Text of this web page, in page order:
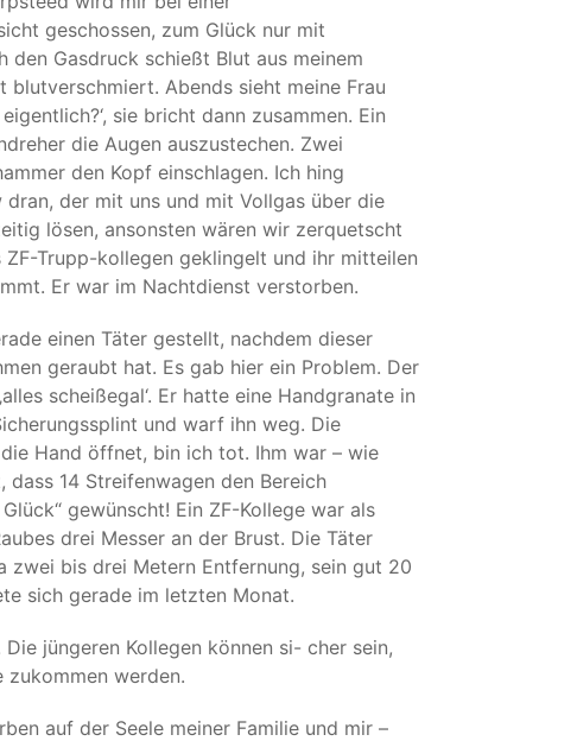
geschossen, zum Glück nur mit
den Gasdruck schießt Blut aus meinem
Abends sieht meine Frau
sie bricht dann zusammen. Ein
die Augen auszustechen. Zwei
den Kopf einschlagen. Ich hing
der mit uns und mit Vollgas über die
lösen, ansonsten wären wir zerquetscht
Trupp-kollegen geklingelt und ihr mitteilen
Er war im Nachtdienst verstorben.
einen Täter gestellt, nachdem dieser
geraubt hat. Es gab hier ein Problem. Der
scheißegal‘. Er hatte eine Handgranate in
und warf ihn weg. Die
Hand öffnet, bin ich tot. Ihm war – wie
14 Streifenwagen den Bereich
gewünscht! Ein ZF-Kollege war als
drei Messer an der Brust. Die Täter
bis drei Metern Entfernung, sein gut 20
sich gerade im letzten Monat.
jüngeren Kollegen können si- cher sein,
zukommen werden.
auf der Seele meiner Familie und mir –